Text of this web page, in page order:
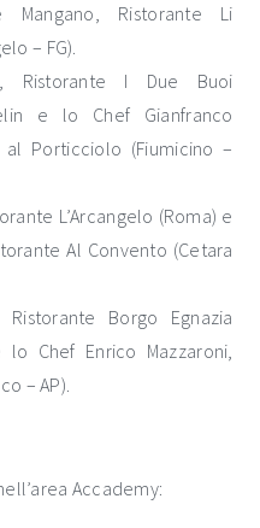
Ristorante Li
– FG).
Ristorante I Due Buoi
e lo Chef Gianfranco
al Porticciolo (Fiumicino –
L’Arcangelo (Roma) e
Al Convento (Cetara
Borgo Egnazia
Chef Enrico Mazzaroni,
– AP).
Accademy: